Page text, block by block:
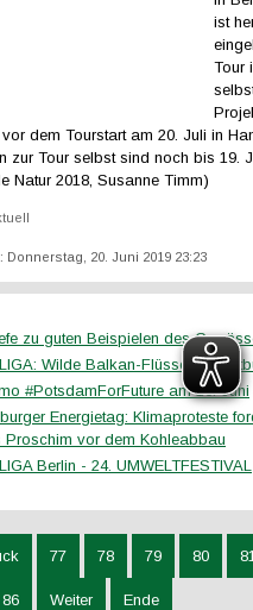
ist
Tour
vor dem Tourstart am 20. Juli in
zur Tour selbst sind noch bis 19.
Natur 2018, Susanne Timm)
Donnerstag, 20. Juni 2019 23:23
zu guten Beispielen des
Wilde Balkan-Flüsse im
#PotsdamForFuture am 16. Juni
Energietag: Klimaproteste
Proschim vor dem Kohleabbau
Berlin - 24. UMWELTFESTIVAL
77 78 79 80
86 Weiter Ende